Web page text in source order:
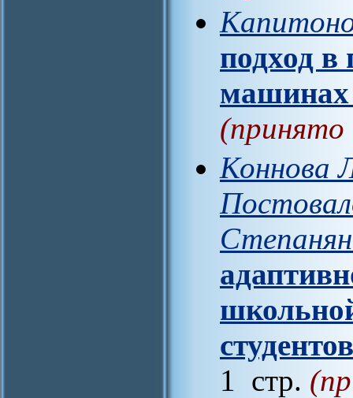
подход в
машинах
(принято
Коннова
1 стр.